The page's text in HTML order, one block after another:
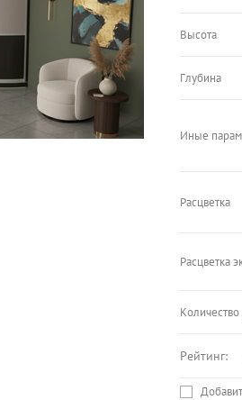
Высота
Глубина
Иные
Расцветка
Расцветка
Рейтинг: